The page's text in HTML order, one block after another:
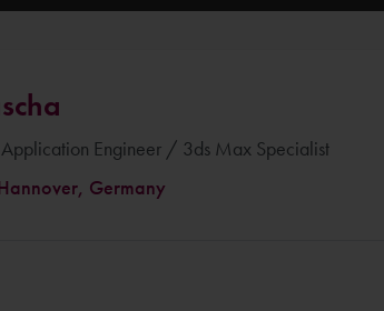
Application Engineer / 3ds Max Specialist
Germany